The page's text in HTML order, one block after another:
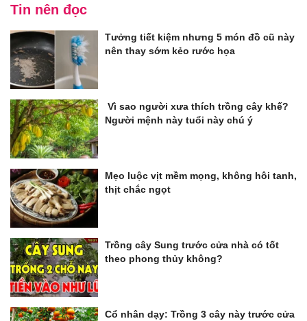
Tin nên đọc
Tưởng tiết kiệm nhưng 5 món đồ cũ này
nên thay sớm kẻo rước họa
Vì sao người xưa thích trồng cây khế?
Người mệnh này tuổi này chú ý
Mẹo luộc vịt mềm mọng, không hôi tanh,
thịt chắc ngọt
Trồng cây Sung trước cửa nhà có tốt
theo phong thủy không?
Cổ nhân dạy: Trồng 3 cây này trước cửa